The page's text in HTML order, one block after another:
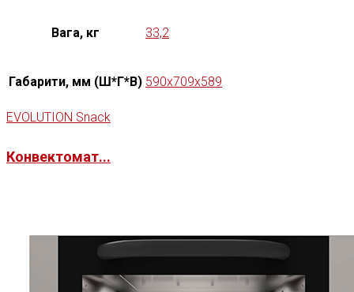
Вага, кг 33,2
Габарити, мм (Ш*Г*В) 590x709x589
EVOLUTION Snack
Конвектомат...